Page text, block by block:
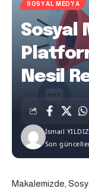
SOSYAL MEDYA
Sosyal
Nesil
Son
İsmail YILDIZ
Makalemizde,